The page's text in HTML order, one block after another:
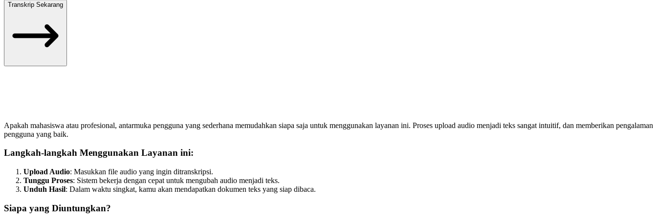
Transkrip Sekarang
Apakah mahasiswa atau profesional, antarmuka pengguna yang sederhana memudahkan siapa saja untuk menggunakan layanan ini. Proses upload audio menjadi teks sangat intuitif, dan memberikan pengalaman
pengguna yang baik.
Langkah-langkah Menggunakan Layanan ini:
Upload Audio: Masukkan file audio yang ingin ditranskripsi.
Tunggu Proses: Sistem bekerja dengan cepat untuk mengubah audio menjadi teks.
Unduh Hasil: Dalam waktu singkat, kamu akan mendapatkan dokumen teks yang siap dibaca.
Siapa yang Diuntungkan?